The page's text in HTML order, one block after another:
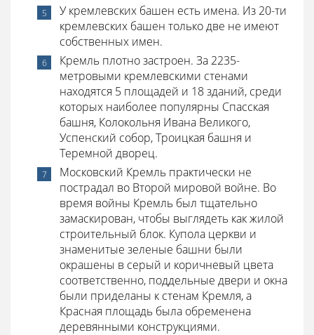
У кремлевских башен есть имена. Из 20-ти
кремлевских башен только две не имеют
собственных имен.
Кремль плотно застроен. За 2235-
метровыми кремлевскими стенами
находятся 5 площадей и 18 зданий, среди
которых наиболее популярны Спасская
башня, Колокольня Ивана Великого,
Успенский собор, Троицкая башня и
Теремной дворец.
Московский Кремль практически не
пострадал во Второй мировой войне. Во
время войны Кремль был тщательно
замаскирован, чтобы выглядеть как жилой
строительный блок. Купола церкви и
знаменитые зеленые башни были
окрашены в серый и коричневый цвета
соответственно, поддельные двери и окна
были приделаны к стенам Кремля, а
Красная площадь была обременена
деревянными конструкциями.